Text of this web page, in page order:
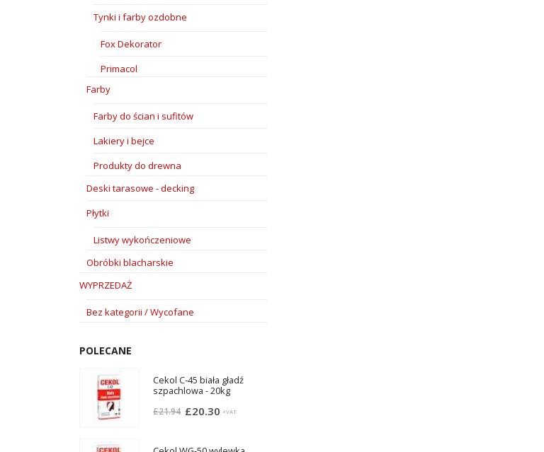
Tynki i farby ozdobne
Fox Dekorator
Primacol
Farby
Farby do ścian i sufitów
Lakiery i bejce
Produkty do drewna
Deski tarasowe - decking
Płytki
Listwy wykończeniowe
Obróbki blacharskie
WYPRZEDAŻ
Bez kategorii / Wycofane
POLECANE
Cekol C-45 biała gładź
szpachlowa - 20kg
£21.94 Pierwotna
£20.30 Aktualna
+VAT